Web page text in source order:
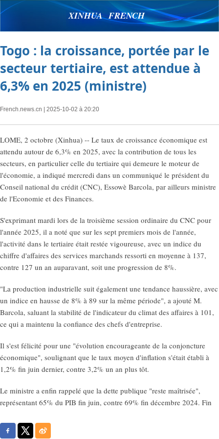
XINHUA FRENCH
Togo : la croissance, portée par le
secteur tertiaire, est attendue à
6,3% en 2025 (ministre)
French.news.cn | 2025-10-02 à 20:20
LOME, 2 octobre (Xinhua) -- Le taux de croissance économique est
attendu autour de 6,3% en 2025, avec la contribution de tous les
secteurs, en particulier celle du tertiaire qui demeure le moteur de
l'économie, a indiqué mercredi dans un communiqué le président du
Conseil national du crédit (CNC), Essowè Barcola, par ailleurs ministre
de l'Economie et des Finances.
S'exprimant mardi lors de la troisième session ordinaire du CNC pour
l'année 2025, il a noté que sur les sept premiers mois de l'année,
l'activité dans le tertiaire était restée vigoureuse, avec un indice du
chiffre d'affaires des services marchands ressorti en moyenne à 137,
contre 127 un an auparavant, soit une progression de 8%.
"La production industrielle suit également une tendance haussière, avec
un indice en hausse de 8% à 89 sur la même période", a ajouté M.
Barcola, saluant la stabilité de l'indicateur du climat des affaires à 101,
ce qui a maintenu la confiance des chefs d'entreprise.
Il s'est félicité pour une "évolution encourageante de la conjoncture
économique", soulignant que le taux moyen d'inflation s'était établi à
1,2% fin juin dernier, contre 3,2% un an plus tôt.
Le ministre a enfin rappelé que la dette publique "reste maîtrisée",
représentant 65% du PIB fin juin, contre 69% fin décembre 2024. Fin